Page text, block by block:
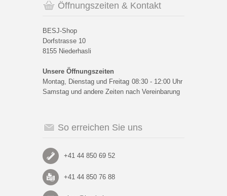
Öffnungszeiten & Kontakt
BESJ-Shop
Dorfstrasse 10
8155 Niederhasli
Unsere Öffnungszeiten
Montag, Dienstag und Freitag 08:30 - 12:00 Uhr
Samstag und andere Zeiten nach Vereinbarung
So erreichen Sie uns
+41 44 850 69 52
+41 44 850 76 88